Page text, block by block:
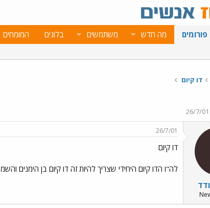
פורומים מה חדש משתמשים בלוגים המומחים
דו קיום
פ
ו
ר
א
ר
י
ך
26/7/01
26/7/01
דו קיום
לה"ו הדו קיום היחידי שצריך להיות זה דו קיום בן הימנים